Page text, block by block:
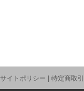
サイトポリシー 特定商取